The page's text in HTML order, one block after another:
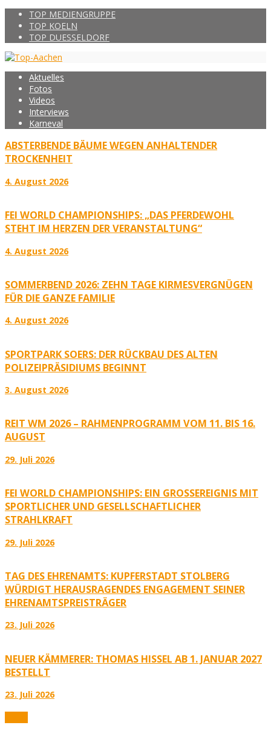
TOP MEDIENGRUPPE
TOP KOELN
TOP DUESSELDORF
Aktuelles
Fotos
Videos
Interviews
Karneval
ABSTERBENDE BÄUME WEGEN ANHALTENDER
TROCKENHEIT
4. August 2026
FEI WORLD CHAMPIONSHIPS: „DAS PFERDEWOHL
STEHT IM HERZEN DER VERANSTALTUNG“
4. August 2026
SOMMERBEND 2026: ZEHN TAGE KIRMESVERGNÜGEN
FÜR DIE GANZE FAMILIE
4. August 2026
SPORTPARK SOERS: DER RÜCKBAU DES ALTEN
POLIZEIPRÄSIDIUMS BEGINNT
3. August 2026
REIT WM 2026 – RAHMENPROGRAMM VOM 11. BIS 16.
AUGUST
29. Juli 2026
FEI WORLD CHAMPIONSHIPS: EIN GROSSEREIGNIS MIT S
PORTLICHER UND GESELLSCHAFTLICHER S
TRAHLKRAFT
29. Juli 2026
TAG DES EHRENAMTS: KUPFERSTADT STOLBERG
WÜRDIGT HERAUSRAGENDES ENGAGEMENT SEINER
EHRENAMTSPREISTRÄGER
23. Juli 2026
NEUER KÄMMERER: THOMAS HISSEL AB 1. JANUAR 2027
BESTELLT
23. Juli 2026